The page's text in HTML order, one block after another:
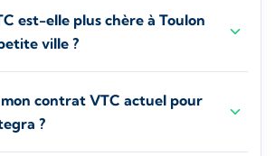
est-elle plus chère à Toulon
ville ?
contrat VTC actuel pour
?